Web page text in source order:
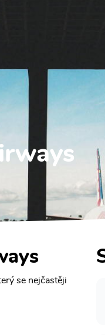
se nejčastěji